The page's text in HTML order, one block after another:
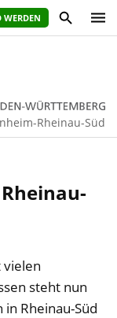
WERDEN
Rheinau-Süd
vielen
steht nun
Rheinau-Süd